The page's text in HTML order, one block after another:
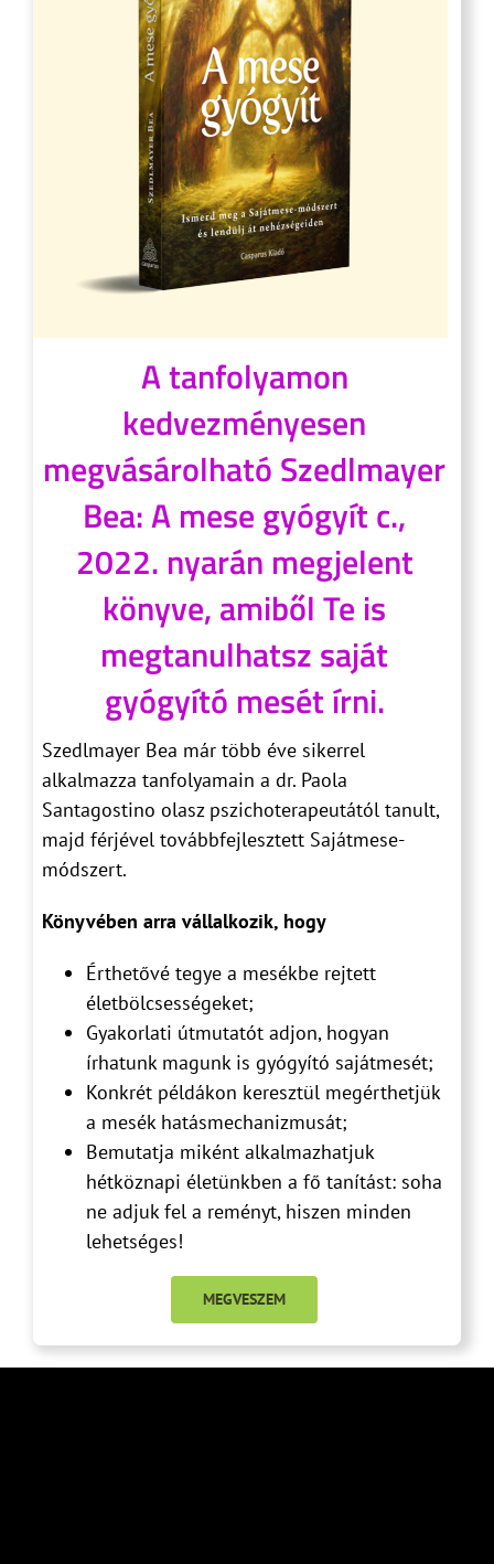
A tanfolyamon
kedvezményesen
megvásárolható Szedlmayer
Bea: A mese gyógyít c.,
2022. nyarán megjelent
könyve, amiből Te is
megtanulhatsz saját
gyógyító mesét írni.
Szedlmayer Bea már több éve sikerrel
alkalmazza tanfolyamain a dr. Paola
Santagostino olasz pszichoterapeutától tanult,
majd férjével továbbfejlesztett Sajátmese-
módszert.
Könyvében arra vállalkozik, hogy
Érthetővé tegye a mesékbe rejtett
életbölcsességeket;
Gyakorlati útmutatót adjon, hogyan
írhatunk magunk is gyógyító sajátmesét;
Konkrét példákon keresztül megérthetjük
a mesék hatásmechanizmusát;
Bemutatja miként alkalmazhatjuk
hétköznapi életünkben a fő tanítást: soha
ne adjuk fel a reményt, hiszen minden
lehetséges!
MEGVESZEM